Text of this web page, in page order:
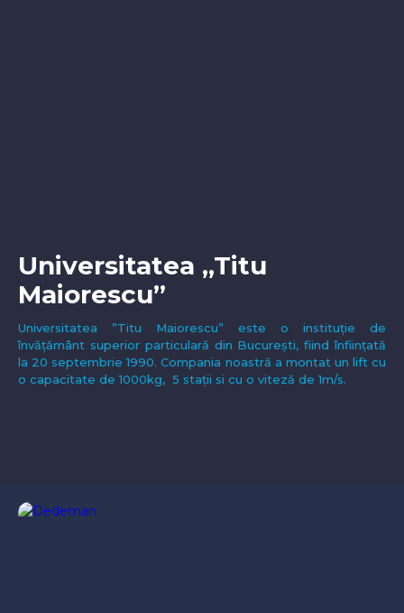
Universitatea „Titu
Maiorescu”
Universitatea ”Titu Maiorescu” este o instituție de
învățământ superior particulară din București, fiind înființată
la 20 septembrie 1990. Compania noastră a montat un lift cu
o capacitate de 1000kg, 5 stații si cu o viteză de 1m/s.